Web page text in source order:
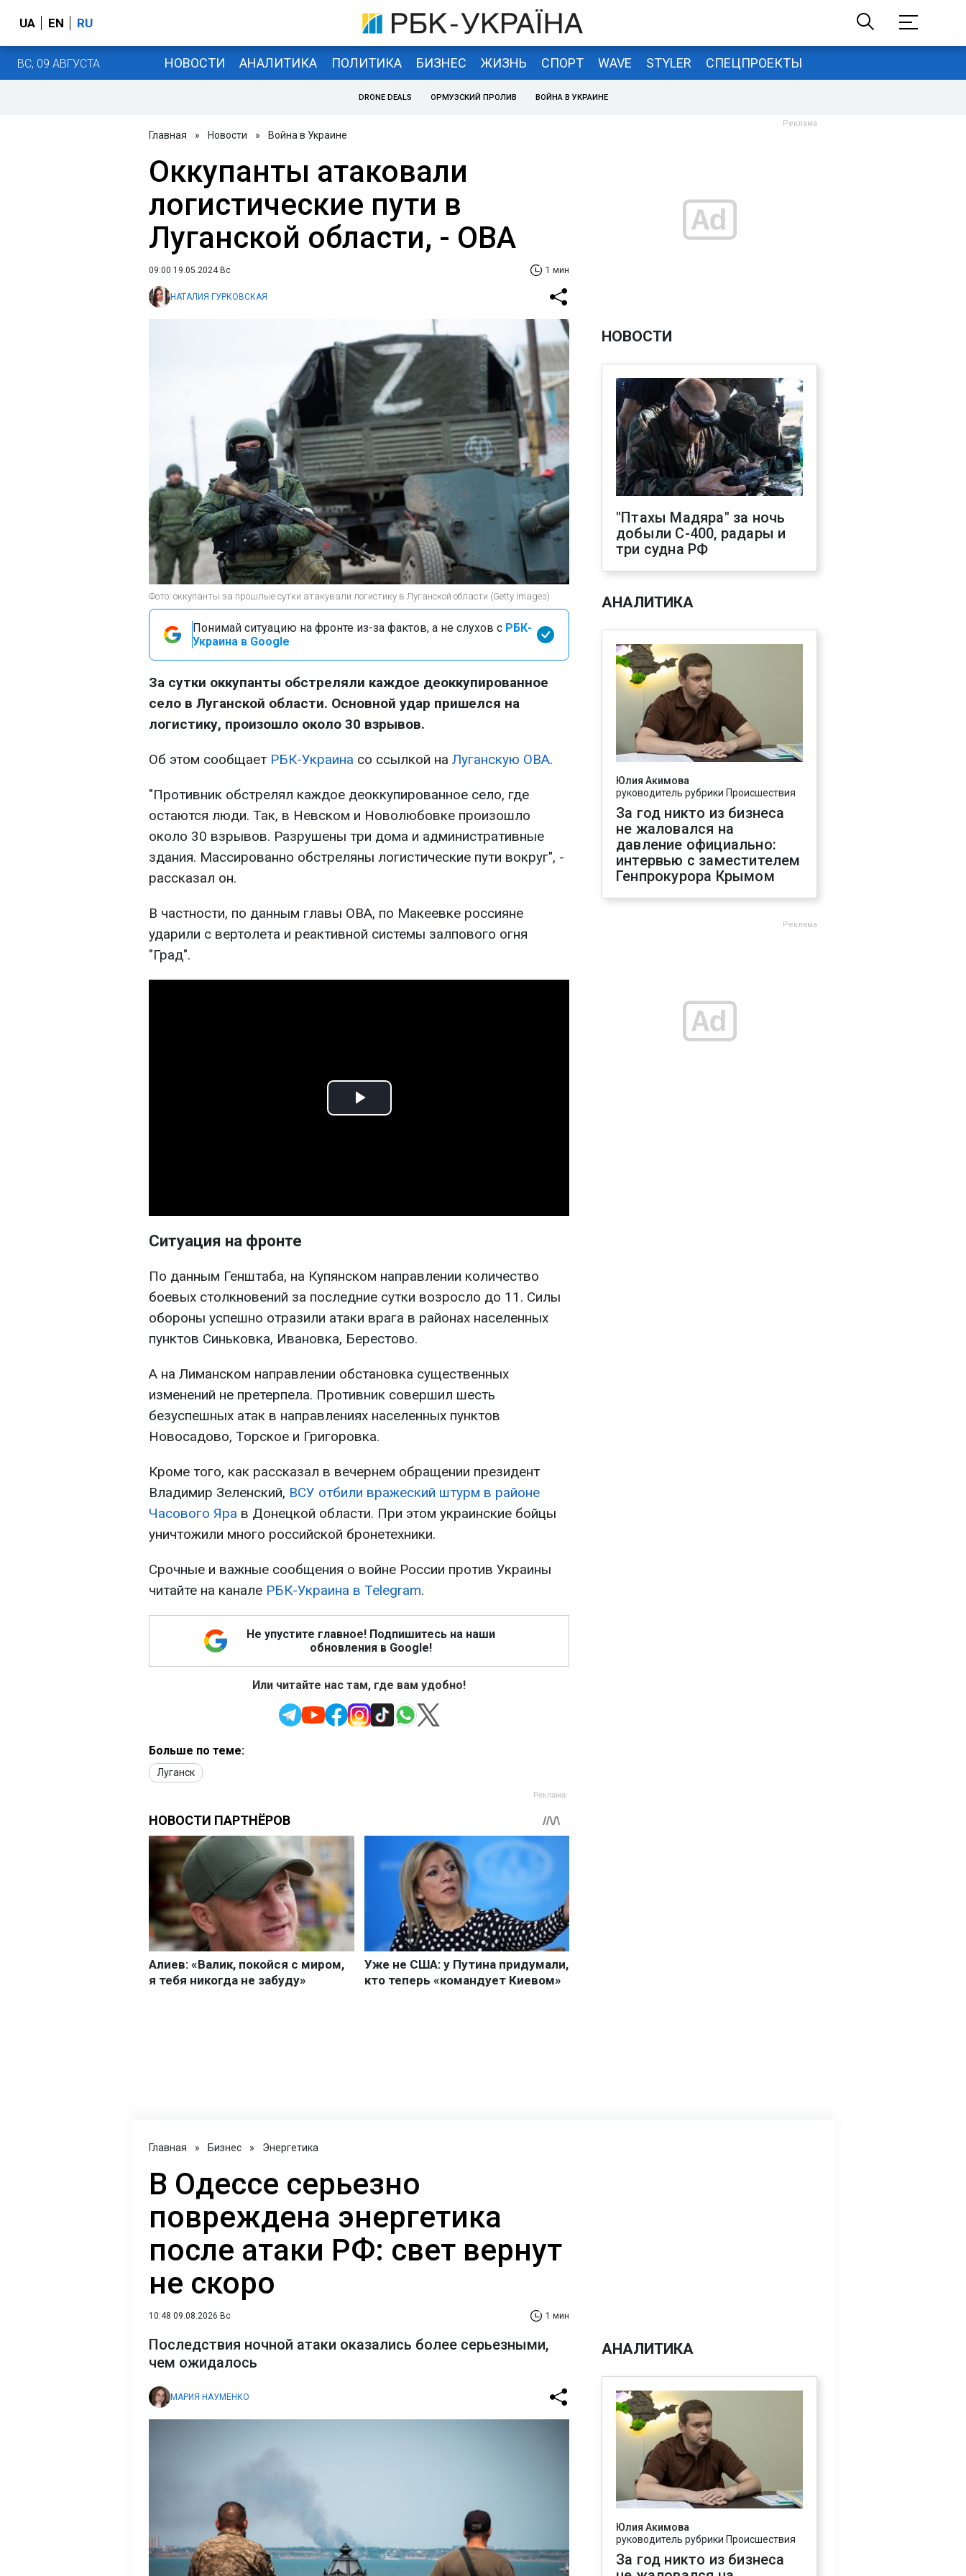
UA EN RU
ВС, 09 АВГУСТА НОВОСТИ АНАЛИТИКА ПОЛИТИКА БИЗНЕС ЖИЗНЬ СПОРТ WAVE STYLER СПЕЦПРОЕКТЫ
DRONE DEALS ОРМУЗСКИЙ ПРОЛИВ ВОЙНА В УКРАИНЕ
Главная » Новости » Война в Украине
Оккупанты атаковали
логистические пути в
Луганской области, - ОВА
09:00 19.05.2024 Вс 1 мин
НАТАЛИЯ ГУРКОВСКАЯ
Фото: оккупанты за прошлые сутки атакували логистику в Луганской области (Getty Images)
Понимай ситуацию на фронте из-за фактов, а не слухов с РБК-
Украина в Google
За сутки оккупанты обстреляли каждое деоккупированное
село в Луганской области. Основной удар пришелся на
логистику, произошло около 30 взрывов.
Об этом сообщает РБК-Украина со ссылкой на Луганскую ОВА.
"Противник обстрелял каждое деоккупированное село, где
остаются люди. Так, в Невском и Новолюбовке произошло
около 30 взрывов. Разрушены три дома и административные
здания. Массированно обстреляны логистические пути вокруг", -
рассказал он.
В частности, по данным главы ОВА, по Макеевке россияне
ударили с вертолета и реактивной системы залпового огня
"Град".
Play
Ситуация на фронте
По данным Генштаба, на Купянском направлении количество
боевых столкновений за последние сутки возросло до 11. Силы
обороны успешно отразили атаки врага в районах населенных
пунктов Синьковка, Ивановка, Берестово.
А на Лиманском направлении обстановка существенных
изменений не претерпела. Противник совершил шесть
безуспешных атак в направлениях населенных пунктов
Новосадово, Торское и Григоровка.
Кроме того, как рассказал в вечернем обращении президент
Владимир Зеленский, ВСУ отбили вражеский штурм в районе
Часового Яра в Донецкой области. При этом украинские бойцы
уничтожили много российской бронетехники.
Срочные и важные сообщения о войне России против Украины
читайте на канале РБК-Украина в Telegram.
Не упустите главное! Подпишитесь на наши
обновления в Google!
Или читайте нас там, где вам удобно!
Больше по теме:
Луганск
НОВОСТИ
"Птахы Мадяра" за ночь
добыли С-400, радары и
три судна РФ
АНАЛИТИКА
Юлия Акимова
руководитель рубрики Происшествия
За год никто из бизнеса
не жаловался на
давление официально:
интервью с заместителем
Генпрокурора Крымом
Главная » Бизнес » Энергетика
В Одессе серьезно
повреждена энергетика
после атаки РФ: свет вернут
не скоро
10:48 09.08.2026 Вс 1 мин
Последствия ночной атаки оказались более серьезными,
чем ожидалось
МАРИЯ НАУМЕНКО
АНАЛИТИКА
Юлия Акимова
руководитель рубрики Происшествия
За год никто из бизнеса